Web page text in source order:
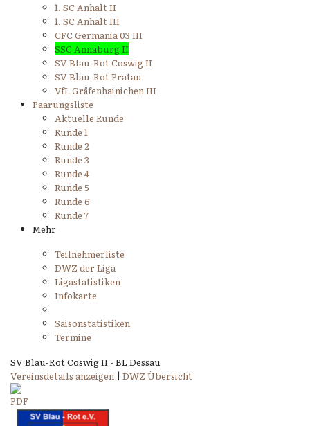
1. SC Anhalt II
1. SC Anhalt III
CFC Germania 03 III
SSC Annaburg II
SV Blau-Rot Coswig II
SV Blau-Rot Pratau
VfL Gräfenhainichen III
Paarungsliste
Aktuelle Runde
Runde 1
Runde 2
Runde 3
Runde 4
Runde 5
Runde 6
Runde 7
Mehr
Teilnehmerliste
DWZ der Liga
Ligastatistiken
Infokarte
Saisonstatistiken
Termine
SV Blau-Rot Coswig II - BL Dessau
Vereinsdetails anzeigen | DWZ Übersicht